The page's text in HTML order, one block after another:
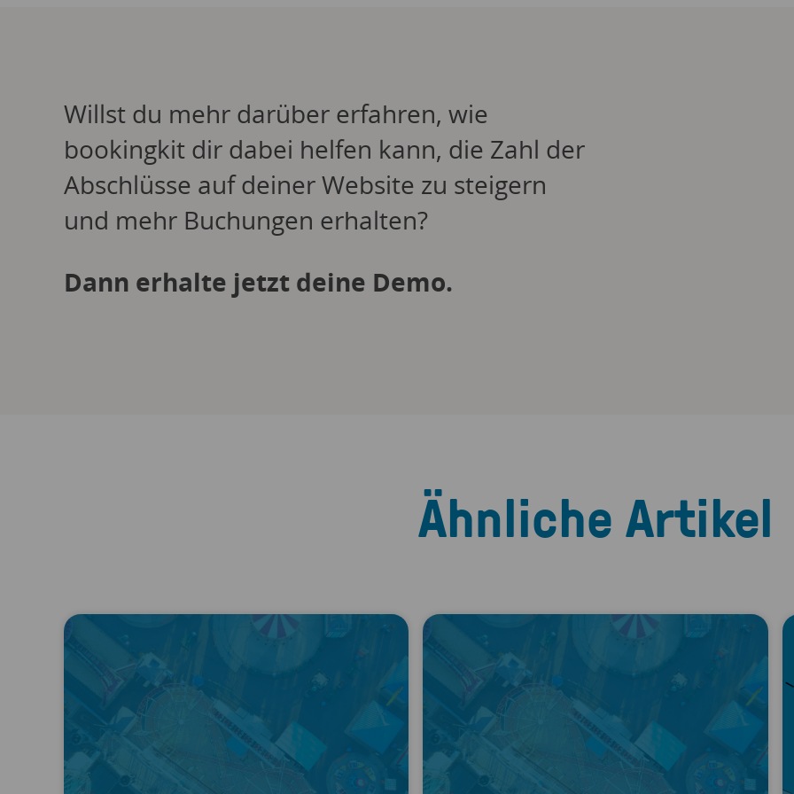
Willst du mehr darüber erfahren, wie
bookingkit dir dabei helfen kann, die Zahl der
Abschlüsse auf deiner Website zu steigern
und mehr Buchungen erhalten?
Dann erhalte jetzt deine Demo.
Ähnliche Artikel